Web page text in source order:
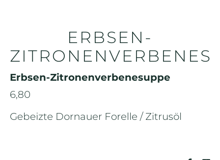
ERBSEN-
Erbsen-Zitronenverbenesuppe
6,80
Gebeizte Dornauer Forelle / Zitrusöl